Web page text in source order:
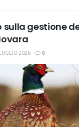
sulla gestione
2026 0